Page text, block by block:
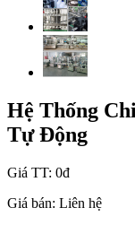
Hệ Thống
Tự Động
Giá TT: 0đ
Giá bán: Liên hệ